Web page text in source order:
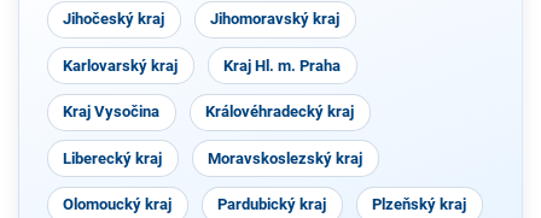
Jihočeský kraj Jihomoravský kraj
Karlovarský kraj Kraj Hl. m. Praha
Kraj Vysočina Královéhradecký kraj
Liberecký kraj Moravskoslezský kraj
Olomoucký kraj Pardubický kraj Plzeňský kraj